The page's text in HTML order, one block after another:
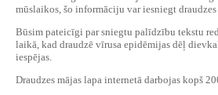
mūslaikos, šo informāciju var iesniegt
Būsim pateicīgi par sniegtu palīdzību tekstu
laikā, kad draudzē vīrusa epidēmijas dēļ
iespējas.
Draudzes mājas lapa internetā darbojas kopš